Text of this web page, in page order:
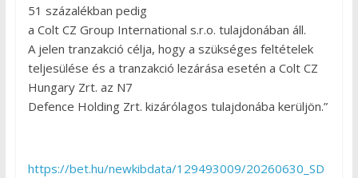
51 százalékban pedig
a Colt CZ Group International s.r.o. tulajdonában áll.
A jelen tranzakció célja, hogy a szükséges feltételek
teljesülése és a tranzakció lezárása esetén a Colt CZ
Hungary Zrt. az N7
Defence Holding Zrt. kizárólagos tulajdonába kerüljön.”
https://bet.hu/newkibdata/129493009/20260630_SD